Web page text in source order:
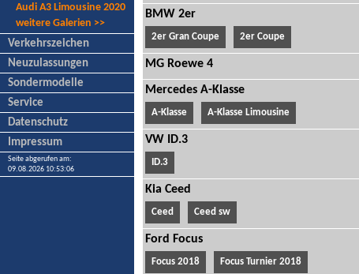
Audi A3 Limousine 2020
weitere Galerien >>
Verkehrszeichen
Neuzulassungen
Sondermodelle
Service
Datenschutz
Impressum
Seite abgerufen am:
09.08.2026 10:53:06
BMW 2er
2er Gran Coupe 2er Coupe
MG Roewe 4
Mercedes A-Klasse
A-Klasse A-Klasse Limousine
VW ID.3
ID.3
Kia Ceed
Ceed Ceed sw
Ford Focus
Focus 2018 Focus Turnier 2018